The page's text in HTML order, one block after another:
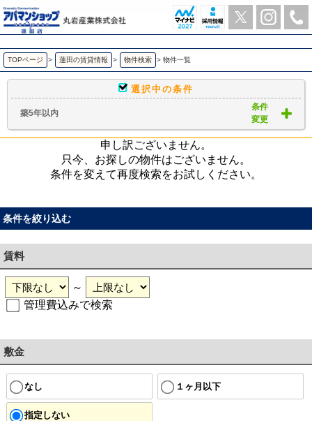
築5年以内｜賃貸物件一覧｜ アパマンショップ蓮田店-丸岩産業株式会社-
TOPページ > 蓮田の賃貸情報 > 物件検索 > 物件一覧
選択中の条件
築5年以内
条件
変更
申し訳ございません。
只今、お探しの物件はございません。
条件を変えて再度検索をお試しください。
条件を絞り込む
賃料
～
管理費込みで検索
敷金
なし １ヶ月以下
指定しない